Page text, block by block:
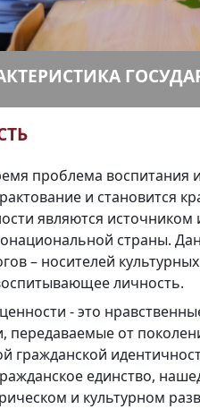
проблема воспитания
и становится
являются
страны.
– носителей
личность.
- это
передаваемые от
гражданской
единство,
и культурном